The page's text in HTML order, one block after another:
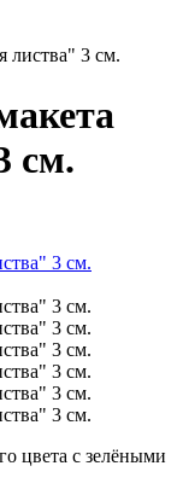
листва" 3 см.
см.
цвета с зелёными